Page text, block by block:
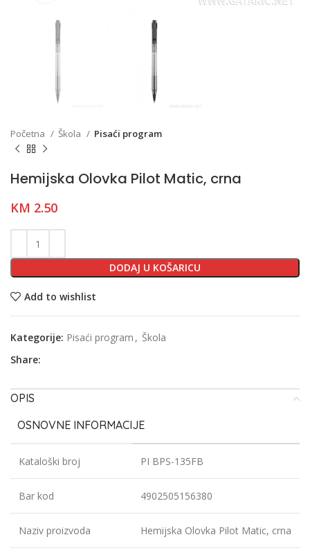
Početna Škola Pisaći program
Hemijska Olovka Pilot Matic, crna
KM 2.50
DODAJ U KOŠARICU
Add to wishlist
Kategorije: Pisaći program , Škola
Share:
OPIS
OSNOVNE INFORMACIJE
Kataloški broj PI BPS-135FB
Bar kod 4902505156380
Naziv proizvoda Hemijska Olovka Pilot Matic, crna